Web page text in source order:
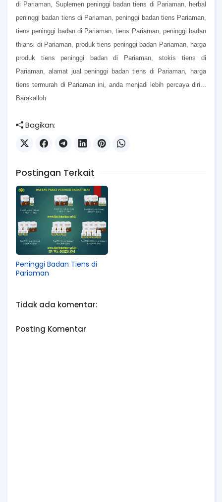
di Pariaman, Suplemen peninggi badan tiens di Pariaman, herbal
peninggi badan tiens di Pariaman, peninggi badan tiens Pariaman,
tiens peninggi badan di Pariaman, tiens Pariaman, peninggi badan
thiansi di Pariaman, produk tiens peninggi badan Pariaman, harga
produk tiens peninggi badan di Pariaman, stokis tiens di
Pariaman, alamat jual peninggi badan tiens di Pariaman, harga
tiens termurah di Pariaman ini, anda menjadi lebih percaya diri...
Barakalloh
Bagikan:
Postingan Terkait
Peninggi Badan Tiens di
Pariaman
Tidak ada komentar:
Posting Komentar